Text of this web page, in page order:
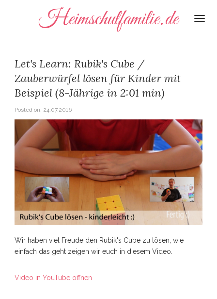
Heimschulfamilie.de
Let's Learn: Rubik's Cube /
Zauberwürfel lösen für Kinder mit
Beispiel (8-Jährige in 2:01 min)
Posted on: 24.07.2016
Wir haben viel Freude den Rubik's Cube zu lösen, wie
einfach das geht zeigen wir euch in diesem Video.
Video in YouTube öffnen